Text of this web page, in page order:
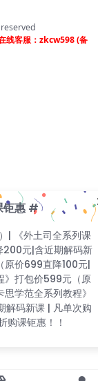
线客服：zkcw598 (备
我的
原价7折购课钜